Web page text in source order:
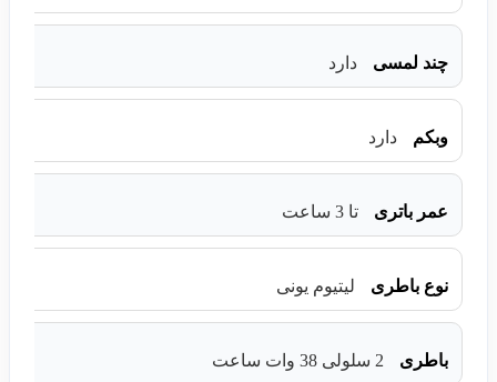
چند لمسی دارد
وبکم دارد
عمر باتری تا 3 ساعت
نوع باطری لیتیوم یونی
باطری 2 سلولی 38 وات ساعت